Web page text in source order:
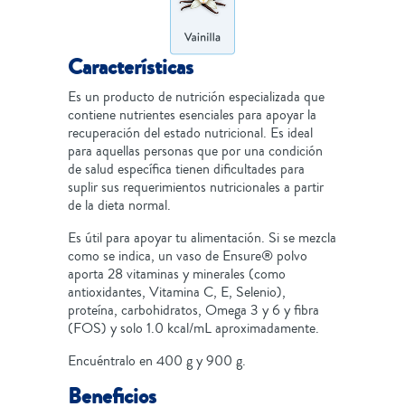
Características
Es un producto de nutrición especializada que
contiene nutrientes esenciales para apoyar la
recuperación del estado nutricional. Es ideal
para aquellas personas que por una condición
de salud específica tienen dificultades para
suplir sus requerimientos nutricionales a partir
de la dieta normal.
Es útil para apoyar tu alimentación. Si se mezcla
como se indica, un vaso de Ensure® polvo
aporta 28 vitaminas y minerales (como
antioxidantes, Vitamina C, E, Selenio),
proteína, carbohidratos, Omega 3 y 6 y fibra
(FOS) y solo 1.0 kcal/mL aproximadamente.
Encuéntralo en 400 g y 900 g.
Beneficios